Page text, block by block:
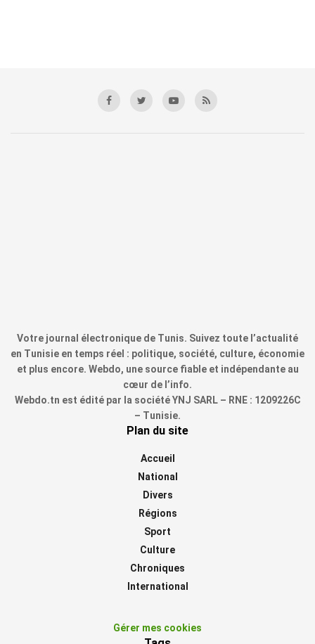
Votre journal électronique de Tunis. Suivez toute l’actualité
en Tunisie en temps réel : politique, société, culture, économie
et plus encore. Webdo, une source fiable et indépendante au
cœur de l’info.
Webdo.tn est édité par la société YNJ SARL – RNE : 1209226C
– Tunisie.
Plan du site
Accueil
National
Divers
Régions
Sport
Culture
Chroniques
International
Gérer mes cookies